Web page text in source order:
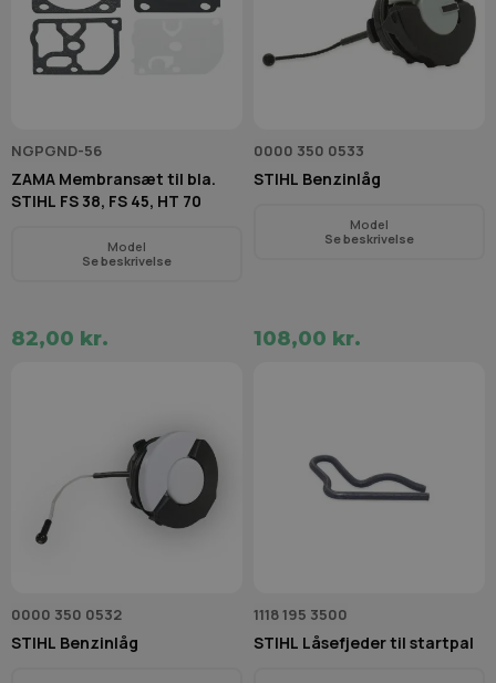
NGPGND-56
ZAMA Membransæt til bla.
STIHL FS 38, FS 45, HT 70
Model
Se beskrivelse
82,00 kr.
0000 350 0533
STIHL Benzinlåg
Model
Se beskrivelse
108,00 kr.
0000 350 0532
STIHL Benzinlåg
1118 195 3500
STIHL Låsefjeder til startpal